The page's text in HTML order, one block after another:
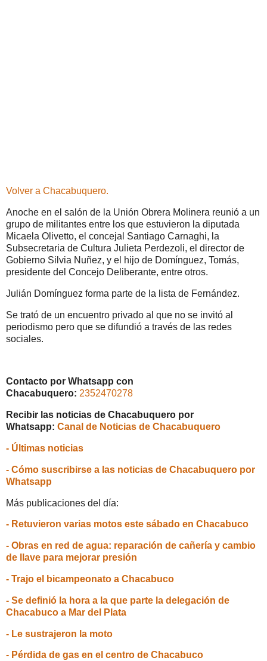
Volver a Chacabuquero.
Anoche en el salón de la Unión Obrera Molinera reunió a un
grupo de militantes entre los que estuvieron la diputada
Micaela Olivetto, el concejal Santiago Carnaghi, la
Subsecretaria de Cultura Julieta Perdezoli, el director de
Gobierno Silvia Nuñez, y el hijo de Domínguez, Tomás,
presidente del Concejo Deliberante, entre otros.
Julián Domínguez forma parte de la lista de Fernández.
Se trató de un encuentro privado al que no se invitó al
periodismo pero que se difundió a través de las redes
sociales.
Contacto por Whatsapp con
Chacabuquero: 2352470278
Recibir las noticias de Chacabuquero por
Whatsapp: Canal de Noticias de Chacabuquero
- Últimas noticias
- Cómo suscribirse a las noticias de Chacabuquero por
Whatsapp
Más publicaciones del día:
- Retuvieron varias motos este sábado en Chacabuco
- Obras en red de agua: reparación de cañería y cambio
de llave para mejorar presión
- Trajo el bicampeonato a Chacabuco
- Se definió la hora a la que parte la delegación de
Chacabuco a Mar del Plata
- Le sustrajeron la moto
- Pérdida de gas en el centro de Chacabuco